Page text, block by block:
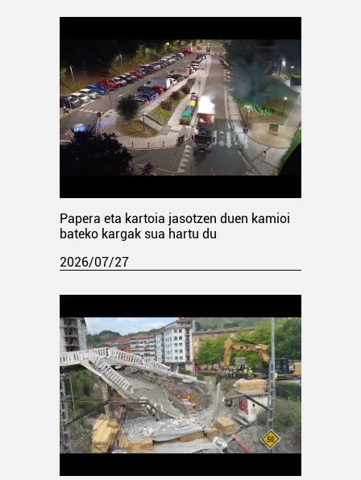
Papera eta kartoia jasotzen duen kamioi
bateko kargak sua hartu du
2026/07/27